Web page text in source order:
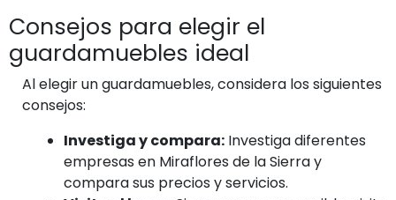
Consejos para elegir el
guardamuebles ideal
Al elegir un guardamuebles, considera los siguientes
consejos:
Investiga y compara: Investiga diferentes
empresas en Miraflores de la Sierra y
compara sus precios y servicios.